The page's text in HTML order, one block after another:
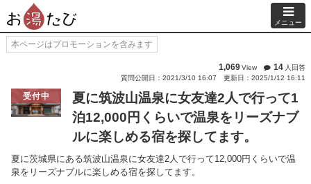
メニュー
本ページはプロモーションを含みます
1,069View 14 人回答
質問公開日：2021/3/10 16:07
更新日：2025/1/12 16:11
受付中
夏に筑波山温泉に女友達2人で行って1
泊12,000円くらいで温泉をリーズナブ
ルに楽しめる宿を探してます。
夏に茨城県にある筑波山温泉に女友達2人で行って12,000円くらいで温
泉をリーズナブルに楽しめる宿を探してます。